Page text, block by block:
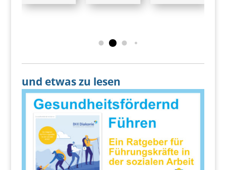
und etwas zu lesen